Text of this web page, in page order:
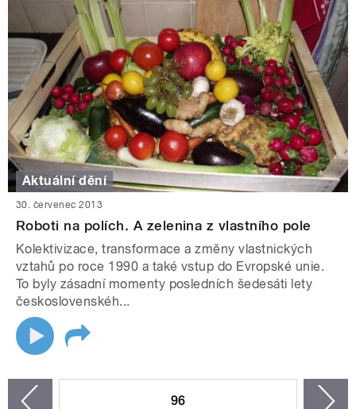
Aktuální dění
30. červenec 2013
Roboti na polích. A zelenina z vlastního pole
Kolektivizace, transformace a změny vlastnických
vztahů po roce 1990 a také vstup do Evropské unie.
To byly zásadní momenty posledních šedesáti lety
československéh...
96